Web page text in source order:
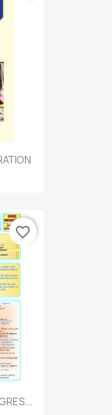
favorite_border